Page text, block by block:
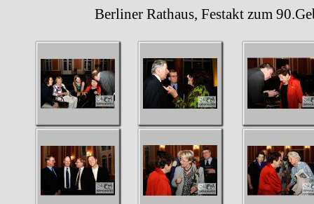
Berliner Rathaus, Festakt zum